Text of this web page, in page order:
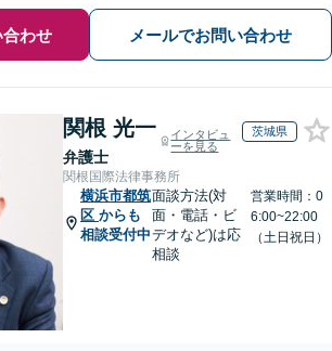
わせ メールでお問い合わせ
関根 光一
弁護士
インタビュ
ーを見る
茨城県
関根国際法律事務所
横浜市都筑
区 からも
相談受付中
面談方法(対
面・電話・ビ
デオなど)は応
相談
営業時間：0
6:00~22:00
（土日祝日）